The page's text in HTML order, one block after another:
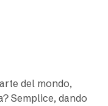
del mondo,
Semplice, dando